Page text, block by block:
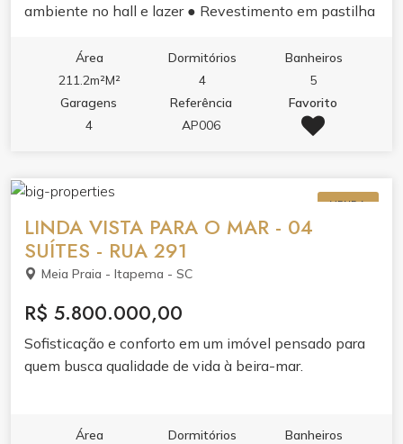
ambiente no hall e lazer ● Revestimento em pastilha
Sensores de presença nas luzes das áreas comuns ●
Gerador de energia para situações de emergência ●
Infraestrutura para medidores de água, luz e gás
individuais ● Vaga privativa com infraestrutura para
vagas garagem, sendo 01 com infraestrutura para
integrados ● Sacada com churrasqueira c/ exaustor
elétrico ● Acabamento em gesso ● Piso vinílico nas
áreas íntimas ● Piso porcelanato nas áreas comuns ●
Portas e rodapés laqueados em branco ● Tubulação
para ar condicionado tipo ?split? ● Infraestrutura para
aquecimento a gás ● Antena coletiva ● Medidores de
água, luz e gás individuais ● Infraestrutura para
Área
211.2m²M²
Dormitórios
4
Banheiros
5
Garagens
4
Referência
AP006
Favorito
VENDA
LINDA VISTA PARA O MAR - 04
SUÍTES - RUA 291
Meia Praia - Itapema - SC
R$ 5.800.000,00
Sofisticação e conforto em um imóvel pensado para
quem busca qualidade de vida à beira-mar.
Área
Dormitórios
Banheiros